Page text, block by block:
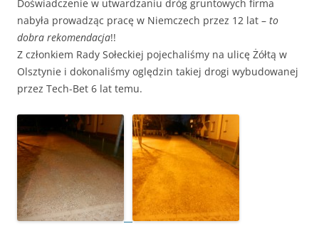
Doświadczenie w utwardzaniu dróg gruntowych firma
nabyła prowadząc pracę w Niemczech przez 12 lat – to
dobra rekomendacja!!
Z członkiem Rady Sołeckiej pojechaliśmy na ulicę Żółtą w
Olsztynie i dokonaliśmy oględzin takiej drogi wybudowanej
przez Tech-Bet 6 lat temu.